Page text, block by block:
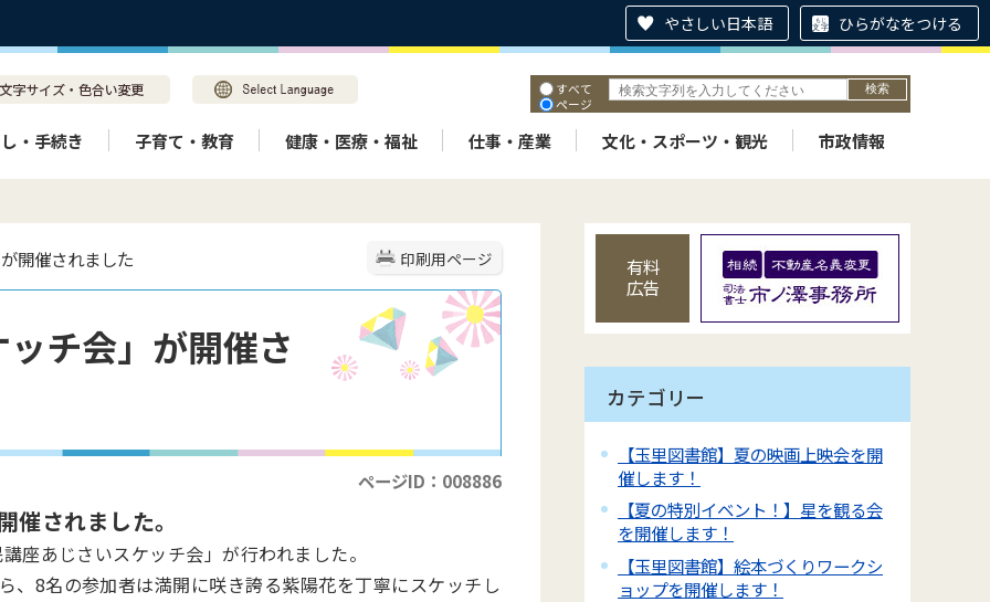
やさしい日本語 ひらがなをつける
すべて
ページ
・手続き 子育て・教育 健康・医療・福祉 仕事・産業 文化・スポーツ・観光 市政情報
印刷用ページ
開催されました
チ会」が開催さ
ページID：008886
されました。
座あじさいスケッチ会」が行われました。
、8名の参加者は満開に咲き誇る紫陽花を丁寧にスケッチし
有料
広告
カテゴリー
【玉里図書館】夏の映画上映会を開
催します！
【夏の特別イベント！】星を観る会
を開催します！
【玉里図書館】絵本づくりワークシ
ョップを開催します！